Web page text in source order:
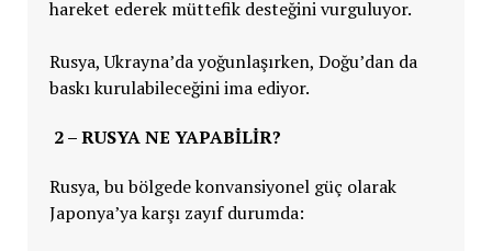
hareket ederek müttefik desteğini vurguluyor.
Rusya, Ukrayna’da yoğunlaşırken, Doğu’dan da
baskı kurulabileceğini ima ediyor.
2 – RUSYA NE YAPABILIR?
Rusya, bu bölgede konvansiyonel güç olarak
Japonya’ya karşı zayıf durumda: